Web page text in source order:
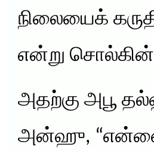
நிலையைக்
என்று
அதற்கு அபூ
அன்ஹு,